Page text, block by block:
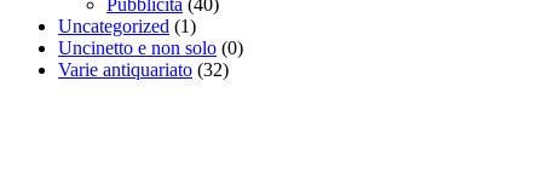
Pubblicità (40)
Uncategorized (1)
Uncinetto e non solo (0)
Varie antiquariato (32)